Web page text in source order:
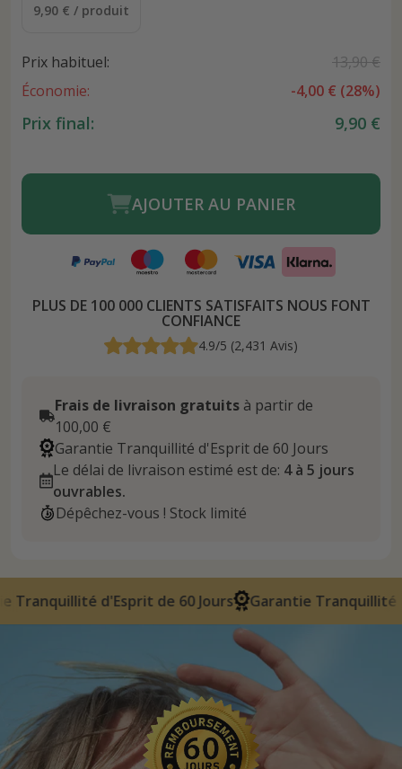
9,90 € / produit
Prix habituel:
13,90 €
Économie:
-4,00 € (28%)
Prix final: 9,90 €
AJOUTER AU PANIER
PLUS DE 100 000 CLIENTS SATISFAITS NOUS FONT
CONFIANCE
4.9/5 (2,431 Avis)
Frais de livraison gratuits à partir de
100,00 €
Garantie Tranquillité d'Esprit de 60 Jours
Le délai de livraison estimé est de: 4 à 5 jours
ouvrables.
Dépêchez-vous ! Stock limité
de 60 Jours Garantie Tranquillité d'Esprit de 60